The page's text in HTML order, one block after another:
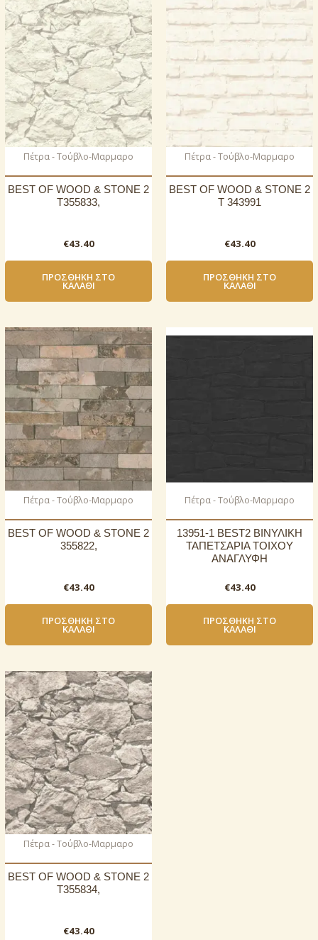
Πέτρα - Τούβλο-Μαρμαρο
BEST OF WOOD & STONE 2
T355833,
€43.40
ΠΡΟΣΘΉΚΗ ΣΤΟ
ΚΑΛΆΘΙ
Πέτρα - Τούβλο-Μαρμαρο
BEST OF WOOD & STONE 2
T 343991
€43.40
ΠΡΟΣΘΉΚΗ ΣΤΟ
ΚΑΛΆΘΙ
Πέτρα - Τούβλο-Μαρμαρο
BEST OF WOOD & STONE 2
355822,
€43.40
ΠΡΟΣΘΉΚΗ ΣΤΟ
ΚΑΛΆΘΙ
Πέτρα - Τούβλο-Μαρμαρο
13951-1 BEST2 ΒΙΝΥΛΙΚΗ
ΤΑΠΕΤΣΑΡΙΑ ΤΟΙΧΟΥ
ΑΝΑΓΛΥΦΗ
€43.40
ΠΡΟΣΘΉΚΗ ΣΤΟ
ΚΑΛΆΘΙ
Πέτρα - Τούβλο-Μαρμαρο
BEST OF WOOD & STONE 2
T355834,
€43.40